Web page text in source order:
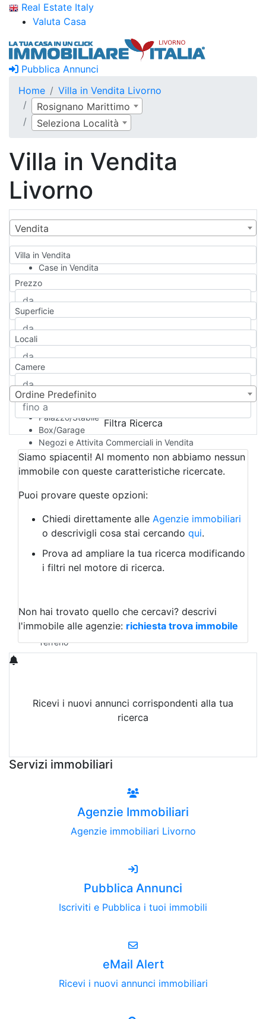
Real Estate Italy
Valuta Casa
Pubblica Annunci
Home
Villa in Vendita Livorno
Rosignano Marittimo
Seleziona Località
Villa in Vendita
Livorno
Vendita
Villa in Vendita
Case in Vendita
Qualsiasi
Appartamento
Casa indipendente
Casa Semi-indipendente
Attico/Mansarda
Rustico/Casale
Camera d'Albergo
Multiproprietà
Palazzo/Stabile
Box/Garage
Negozi e Attivita Commerciali in Vendita
Qualsiasi
Attività/Licenza Commerciale
Azienda Agricola
Bar/Ristorante
Albergo
Laboratorio Artigianale
Negozio/locale commerciale
Agriturismo
Magazzini
Qualsiasi
Terreno edificabile
Terreno
Prezzo
Superficie
Locali
Camere
Ordine Predefinito
Filtra Ricerca
Siamo spiacenti! Al momento non abbiamo nessun
immobile con queste caratteristiche ricercate.
Puoi provare queste opzioni:
Chiedi direttamente alle Agenzie immobiliari
o descrivigli cosa stai cercando qui.
Prova ad ampliare la tua ricerca modificando
i filtri nel motore di ricerca.
Non hai trovato quello che cercavi? descrivi
l'immobile alle agenzie: richiesta trova immobile
Ricevi i nuovi annunci corrispondenti alla tua
ricerca
Servizi immobiliari
Agenzie Immobiliari
Agenzie immobiliari Livorno
Pubblica Annunci
Iscriviti e Pubblica i tuoi immobili
eMail Alert
Ricevi i nuovi annunci immobiliari